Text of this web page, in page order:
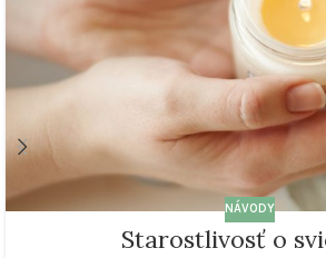
NÁVODY
Starostlivosť o